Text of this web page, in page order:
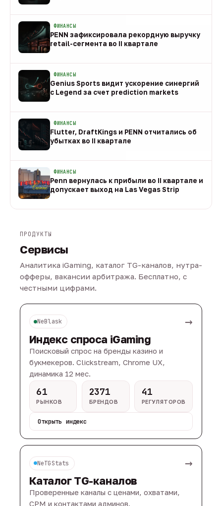
ФИНАНСЫ
PENN зафиксировала рекордную выручку
retail-сегмента во II квартале
ФИНАНСЫ
Genius Sports видит ускорение синергий
с Legend за счет prediction markets
ФИНАНСЫ
Flutter, DraftKings и PENN отчитались об
убытках во II квартале
ФИНАНСЫ
Penn вернулась к прибыли во II квартале и
допускает выход на Las Vegas Strip
ПРОДУКТЫ
Сервисы
Аналитика iGaming, каталог TG-каналов, нутра-
офферы, вакансии арбитража. Бесплатно, с
честными цифрами.
NeBlask →
Индекс спроса iGaming
Поисковый спрос на бренды казино и
букмекеров. Clickstream, Chrome UX,
динамика 12 мес.
61
РЫНКОВ
2371
БРЕНДОВ
41
РЕГУЛЯТОРОВ
Открыть индекс
NeTGStats →
Каталог TG-каналов
Проверенные каналы с ценами, охватами,
CPM и контактами админов.